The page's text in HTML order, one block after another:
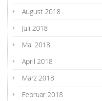
August 2018
Juli 2018
Mai 2018
April 2018
März 2018
Februar 2018